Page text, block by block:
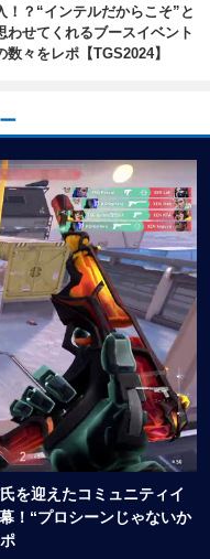
！？“インテルだからこそ”と
わせてくれるブースイベント
数々をレポ【TGS2024】
を迎えたコミュニティイ
！“プロシーンじゃないか